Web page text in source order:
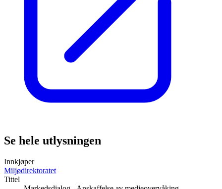
Se hele utlysningen
Innkjøper
Miljødirektoratet
Tittel